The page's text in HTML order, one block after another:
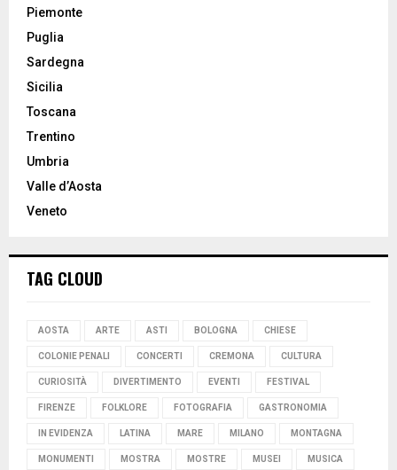
Piemonte
Puglia
Sardegna
Sicilia
Toscana
Trentino
Umbria
Valle d’Aosta
Veneto
TAG CLOUD
AOSTA ARTE ASTI BOLOGNA CHIESE
COLONIE PENALI CONCERTI CREMONA CULTURA
CURIOSITÀ DIVERTIMENTO EVENTI FESTIVAL
FIRENZE FOLKLORE FOTOGRAFIA GASTRONOMIA
IN EVIDENZA LATINA MARE MILANO MONTAGNA
MONUMENTI MOSTRA MOSTRE MUSEI MUSICA